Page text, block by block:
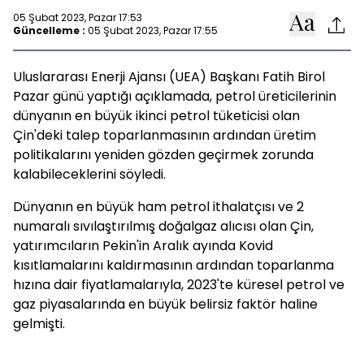
05 Şubat 2023, Pazar 17:53
Güncelleme : 05 Şubat 2023, Pazar 17:55
Uluslararası Enerji Ajansı (UEA) Başkanı Fatih Birol
Pazar günü yaptığı açıklamada, petrol üreticilerinin
dünyanın en büyük ikinci petrol tüketicisi olan
Çin'deki talep toparlanmasının ardından üretim
politikalarını yeniden gözden geçirmek zorunda
kalabileceklerini söyledi.
Dünyanın en büyük ham petrol ithalatçısı ve 2
numaralı sıvılaştırılmış doğalgaz alıcısı olan Çin,
yatırımcıların Pekin'in Aralık ayında Kovid
kısıtlamalarını kaldırmasının ardından toparlanma
hızına dair fiyatlamalarıyla, 2023'te küresel petrol ve
gaz piyasalarında en büyük belirsiz faktör haline
gelmişti.